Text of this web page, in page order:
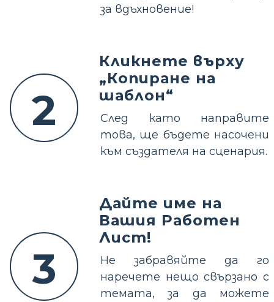
за вдъхновение!
2
Кликнете върху
„Копиране на
шаблон“
След като направите
това, ще бъдете насочени
към създателя на сценария.
3
Дайте име на
Вашия Работен
Лист!
Не забравяйте да го
наречете нещо свързано с
темата, за да можете